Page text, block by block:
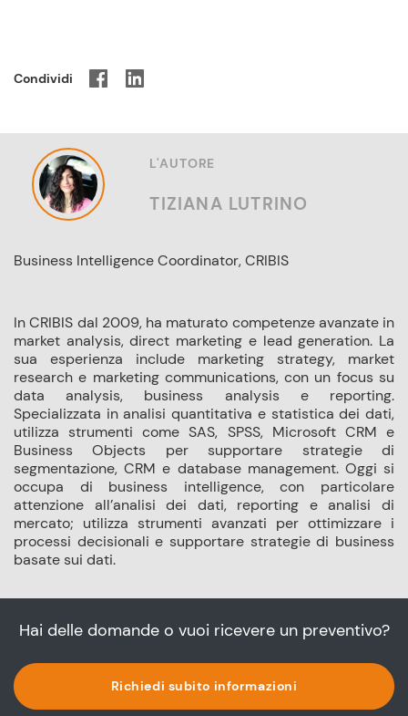
Condividi
L'AUTORE
TIZIANA LUTRINO
Business Intelligence Coordinator, CRIBIS
In CRIBIS dal 2009, ha maturato competenze avanzate in
market analysis, direct marketing e lead generation. La
sua esperienza include marketing strategy, market
research e marketing communications, con un focus su
data analysis, business analysis e reporting.
Specializzata in analisi quantitativa e statistica dei dati,
utilizza strumenti come SAS, SPSS, Microsoft CRM e
Business Objects per supportare strategie di
segmentazione, CRM e database management. Oggi si
occupa di business intelligence, con particolare
attenzione all’analisi dei dati, reporting e analisi di
mercato; utilizza strumenti avanzati per ottimizzare i
processi decisionali e supportare strategie di business
basate sui dati.
Hai delle domande o vuoi ricevere un preventivo?
Richiedi subito informazioni